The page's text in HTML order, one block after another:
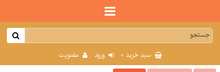
سبد خرید 0 ورود عضویت